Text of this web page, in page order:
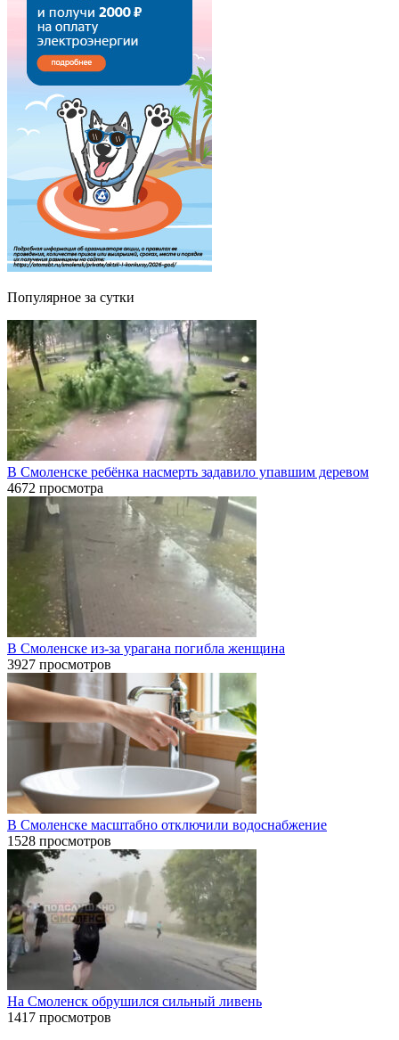
Популярное за сутки
В Смоленске ребёнка насмерть задавило упавшим деревом
4672 просмотра
В Смоленске из-за урагана погибла женщина
3927 просмотров
В Смоленске масштабно отключили водоснабжение
1528 просмотров
На Смоленск обрушился сильный ливень
1417 просмотров